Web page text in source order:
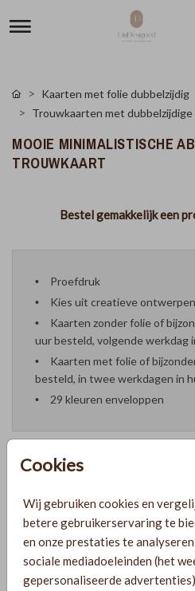
Cookies
Wij gebruiken cookies en
betere gebruikerservaring te
en onze prestaties te
sociale mediadoeleinden (het
gepersonaliseerde
Kaarten met folie dubbelzijdig
Trouwkaarten met
MOOIE MINIMALISTISCHE
TROUWKAART
Bestel gemakkelijk een
Proefdruk
Kies uit creatieve
Kaarten zonder folie of
uur besteld, volgende werkdag
Kaarten met folie of
besteld, in twee werkdagen in
29 kleuren enveloppen
PRODUCTINFORMATIE